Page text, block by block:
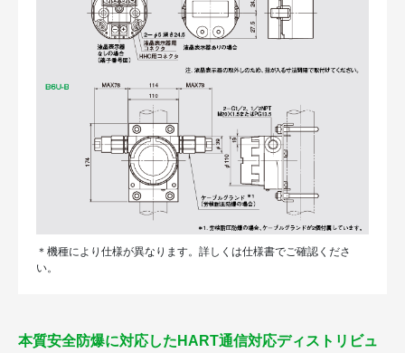
＊機種により仕様が異なります。詳しくは仕様書でご確認くださ
い。
本質安全防爆に対応したHART通信対応ディストリビュ